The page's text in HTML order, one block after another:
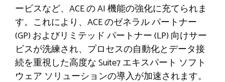
ービスなど、ACE の AI 機能の強化に充てられま
す。これにより、ACE のゼネラル パートナー
(GP) およびリミテッド パートナー (LP) 向けサー
ビスが洗練され、プロセスの自動化とデータ接
続を重視した高度な Suite7 エキスパート ソフト
ウェア ソリューションの導入が加速されます。